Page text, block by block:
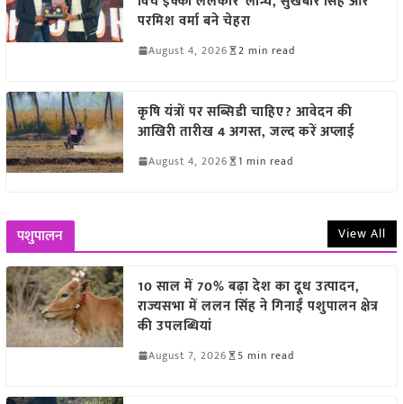
परमिश वर्मा बने चेहरा
August 4, 2026 2 min read
कृषि यंत्रों पर सब्सिडी चाहिए? आवेदन की
आखिरी तारीख 4 अगस्त, जल्द करें अप्लाई
August 4, 2026 1 min read
पशुपालन View All
10 साल में 70% बढ़ा देश का दूध उत्पादन,
राज्यसभा में ललन सिंह ने गिनाईं पशुपालन क्षेत्र
की उपलब्धियां
August 7, 2026 5 min read